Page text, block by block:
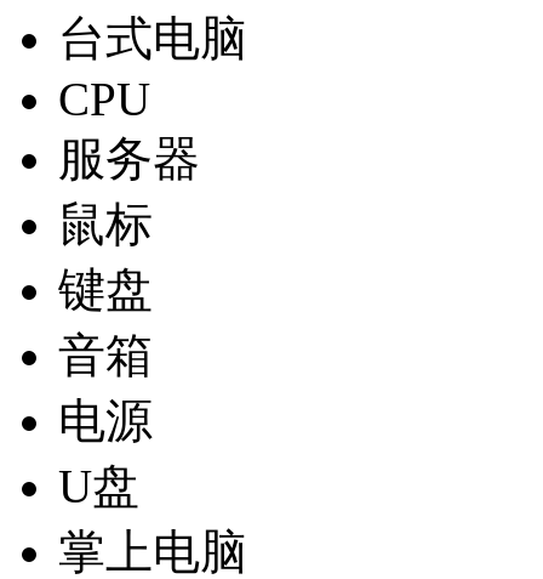
台式电脑
CPU
服务器
鼠标
键盘
音箱
电源
U盘
掌上电脑